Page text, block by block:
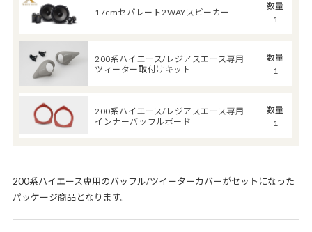
17cmセパレート2WAYスピーカー
数量
1
200系ハイエース/レジアスエース専用
ツィーター取付けキット
数量
1
200系ハイエース/レジアスエース専用
インナーバッフルボード
数量
1
200系ハイエース専用のバッフル/ツイーターカバーがセットになった
パッケージ商品となります。